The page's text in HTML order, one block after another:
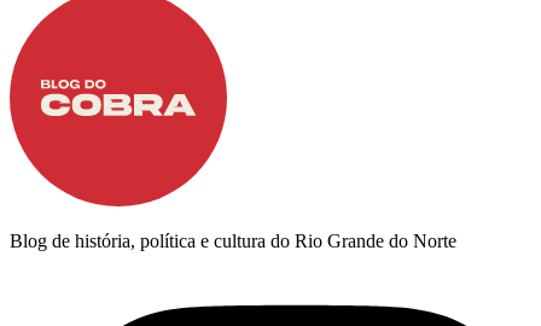
Blog de história, política e cultura do Rio Grande do Norte